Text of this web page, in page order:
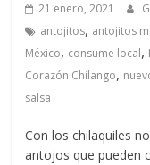
21 enero, 2021
antojitos, antojitos
México, consume local,
Corazón Chilango,
salsa
Con los chilaquiles
antojos que pueden